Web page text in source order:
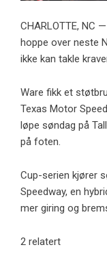
CHARLOTTE, NC
hoppe over neste
ikke kan takle
Ware fikk et
Texas Motor
løpe søndag på
på foten.
Cup-serien kjører
Speedway, en
mer giring og
2 relatert